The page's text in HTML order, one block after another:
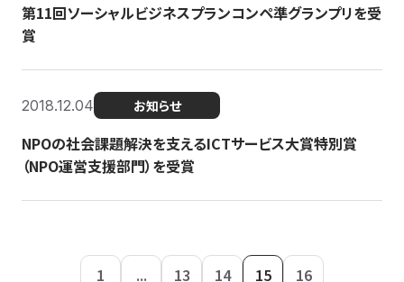
第11回ソーシャルビジネスプランコンペ準グランプリを受
賞
2018.12.04 お知らせ
NPOの社会課題解決を支えるICTサービス大賞特別賞
（NPO運営支援部門）を受賞
1 ... 13 14 15 16